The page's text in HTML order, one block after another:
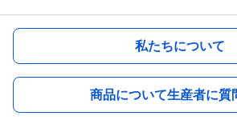
私たちについて
商品について生産者に質